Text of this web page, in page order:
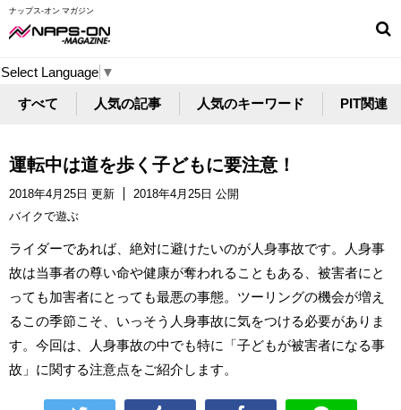
ナップス-オン マガジン
Select Language ▼
すべて 人気の記事 人気のキーワード PIT関連
運転中は道を歩く子どもに要注意！
2018年4月25日 更新
2018年4月25日 公開
バイクで遊ぶ
ライダーであれば、絶対に避けたいのが人身事故です。人身事
故は当事者の尊い命や健康が奪われることもある、被害者にと
っても加害者にとっても最悪の事態。ツーリングの機会が増え
るこの季節こそ、いっそう人身事故に気をつける必要がありま
す。今回は、人身事故の中でも特に「子どもが被害者になる事
故」に関する注意点をご紹介します。